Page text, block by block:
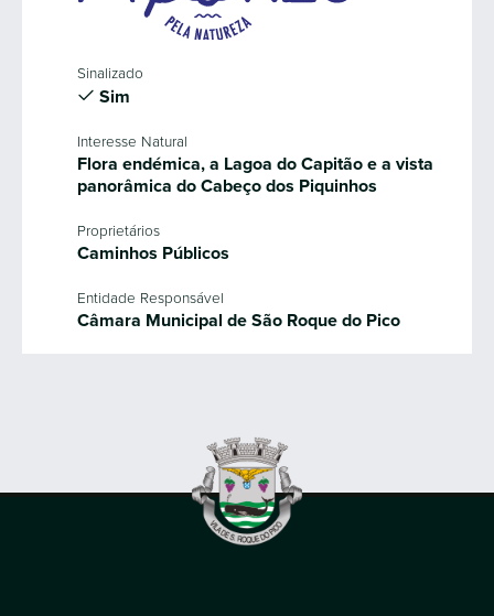
Sinalizado
Sim
Interesse Natural
Flora endémica, a Lagoa do Capitão e a vista
panorâmica do Cabeço dos Piquinhos
Proprietários
Caminhos Públicos
Entidade Responsável
Câmara Municipal de São Roque do Pico